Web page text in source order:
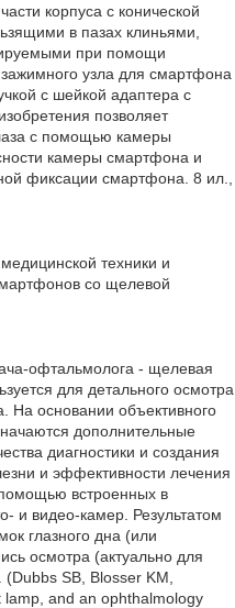
корпуса с конической
в пазах клиньями,
при помощи
узла для смартфона
с шейкой адаптера с
позволяет
с помощью камеры
камеры смартфона и
фиксации смартфона. 8 ил.,
техники и
со щелевой
офтальмолога - щелевая
для детального осмотра
На основании объективного
дополнительные
диагностики и создания
и эффективности лечения
встроенных в
и видео-камер. Результатом
глазного дна (или
осмотра (актуально для
(Dubbs SB, Blosser KM,
lamp, and an ophthalmology